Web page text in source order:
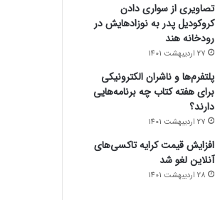
تصاویری از سواری دادن
کروکودیل پدر به نوزادهایش در
رودخانه هند
27 اردیبهشت 1401
پلتفرم‌ها و ناشران الکترونیکی
برای هفته کتاب چه برنامه‌هایی
دارند؟
27 اردیبهشت 1401
افزایش قیمت کرایه تاکسی‌های
آنلاین لغو شد
28 اردیبهشت 1401